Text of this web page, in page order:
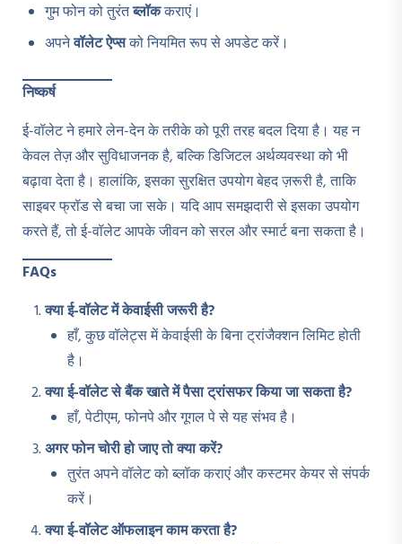
गुम फोन को तुरंतब्लॉककराएं।
अपनेवॉलेट ऐप्सको नियमित रूप से अपडेट करें।
निष्कर्ष
ई-वॉलेट ने हमारे लेन-देन के तरीके को पूरी तरह बदल दिया है। यह न
केवल तेज़ और सुविधाजनक है, बल्कि डिजिटल अर्थव्यवस्था को भी
बढ़ावा देता है। हालांकि, इसका सुरक्षित उपयोग बेहद ज़रूरी है, ताकि
साइबर फ्रॉड से बचा जा सके। यदि आप समझदारी से इसका उपयोग
करते हैं, तो ई-वॉलेट आपके जीवन को सरल और स्मार्ट बना सकता है।
FAQs
क्या ई-वॉलेट में केवाईसी जरूरी है?
हाँ, कुछ वॉलेट्स में केवाईसी के बिना ट्रांजैक्शन लिमिट होती
है।
क्या ई-वॉलेट से बैंक खाते में पैसा ट्रांसफर किया जा सकता है?
हाँ, पेटीएम, फोनपे और गूगल पे से यह संभव है।
अगर फोन चोरी हो जाए तो क्या करें?
तुरंत अपने वॉलेट को ब्लॉक कराएं और कस्टमर केयर से संपर्क
करें।
क्या ई-वॉलेट ऑफलाइन काम करता है?